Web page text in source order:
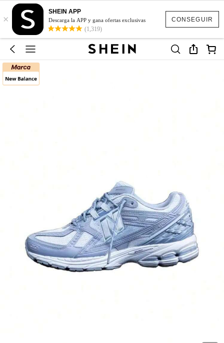
CONSEGUIR
×
SHEIN APP
Descarga la APP y gana ofertas exclusivas
(1,319)